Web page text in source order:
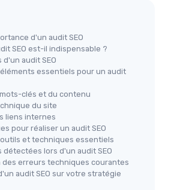
d'un audit SEO
SEO est-il indispensable ?
audit SEO
essentiels pour un audit
clés et du contenu
du site
liens internes
pour réaliser un audit SEO
et techniques essentiels
détectées lors d'un audit SEO
erreurs techniques courantes
audit SEO sur votre stratégie